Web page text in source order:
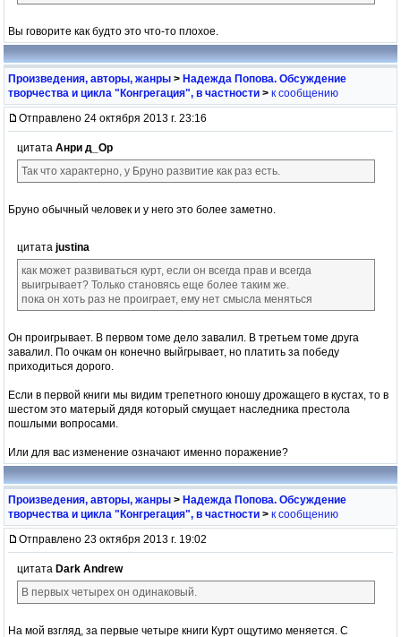
Вы говорите как будто это что-то плохое.
Произведения, авторы, жанры > Надежда Попова. Обсуждение
творчества и цикла "Конгрегация", в частности > к сообщению
Отправлено 24 октября 2013 г. 23:16
цитата Анри д_Ор
Так что характерно, у Бруно развитие как раз есть.
Бруно обычный человек и у него это более заметно.
цитата justina
как может развиваться курт, если он всегда прав и всегда
выигрывает? Только становясь еще более таким же.
пока он хоть раз не проиграет, ему нет смысла меняться
Он проигрывает. В первом томе дело завалил. В третьем томе друга
завалил. По очкам он конечно выйгрывает, но платить за победу
приходиться дорого.
Если в первой книги мы видим трепетного юношу дрожащего в кустах, то в
шестом это матерый дядя который смущает наследника престола
пошлыми вопросами.
Или для вас изменение означают именно поражение?
Произведения, авторы, жанры > Надежда Попова. Обсуждение
творчества и цикла "Конгрегация", в частности > к сообщению
Отправлено 23 октября 2013 г. 19:02
цитата Dark Andrew
В первых четырех он одинаковый.
На мой взгляд, за первые четыре книги Курт ощутимо меняется. С